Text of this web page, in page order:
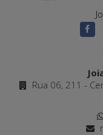
Rua 06, 211 -